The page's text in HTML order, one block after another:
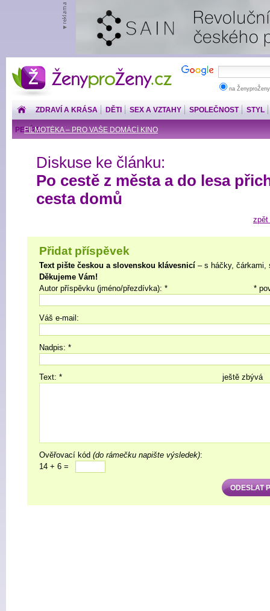
ŽenyproŽeny.cz
na
ZDRAVÍ A KRÁSA DĚTI SEX A VZTAHY SPOLEČNOST STYL
FILMOTÉKA – PRO VAŠE DOMÁCÍ KINO
PENÍZE
Diskuse ke článku:
Po cestě z města a do lesa
cesta domů
zpět
Přidat příspěvek
Text pište českou a slovenskou klávesnicí – s háčky, čárkami,
Děkujeme Vám!
*
Autor příspěvku (jméno/přezdívka): *
Váš e-mail:
Nadpis: *
ještě zbývá
Text: *
Ověřovací kód (do rámečku napište výsledek):
14 + 6 =